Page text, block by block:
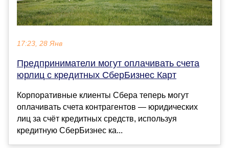
17:23, 28 Янв
Предприниматели могут оплачивать счета
юрлиц с кредитных СберБизнес Карт
Корпоративные клиенты Сбера теперь могут
оплачивать счета контрагентов — юридических
лиц за счёт кредитных средств, используя
кредитную СберБизнес ка...